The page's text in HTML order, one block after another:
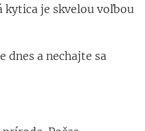
kytica je skvelou voľbou
dnes a nechajte sa